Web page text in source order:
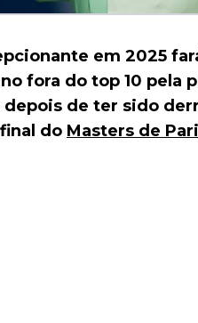
em 2025
fora do top 10 pela
de ter sido
do Masters de